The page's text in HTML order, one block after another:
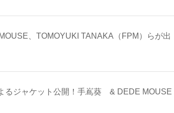
、TOMOYUKI TANAKA（FPM）らが出
るジャケット公開！手嶌葵 & DEDE MOUSE